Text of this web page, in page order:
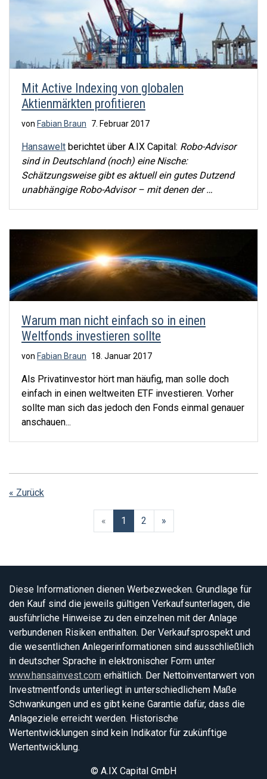
Mit Active Indexing von globalen
Aktienmärkten profitieren
von Fabian Braun 7. Februar 2017
Hansawelt berichtet über A.IX Capital: Robo-Advisor
sind in Deutschland (noch) eine Nische:
Schätzungsweise gibt es aktuell ein gutes Dutzend
unabhängige Robo-Advisor – mit denen der …
Warum man nicht einfach so in einen
Weltfonds investieren sollte
von Fabian Braun 18. Januar 2017
Als Privatinvestor hört man häufig, man solle doch
einfach in einen weltweiten ETF investieren. Vorher
sollte man sich das jedoch den Fonds einmal genauer
anschauen...
« Zurück
«Zurück
1 2 »Weiter
Diese Informationen dienen Werbezwecken. Grundlage für
den Kauf sind die jeweils gültigen Verkaufsunterlagen, die
ausführliche Hinweise zu den einzelnen mit der Anlage
verbundenen Risiken enthalten. Der Verkaufsprospekt und
die wesentlichen Anlegerinformationen sind ausschließlich
in deutscher Sprache in elektronischer Form unter
www.hansainvest.com erhältlich. Der Nettoinventarwert von
Investmentfonds unterliegt in unterschiedlichem Maße
Schwankungen und es gibt keine Garantie dafür, dass die
Anlageziele erreicht werden. Historische
Wertentwicklungen sind kein Indikator für zukünftige
Wertentwicklung.
© A.IX Capital GmbH